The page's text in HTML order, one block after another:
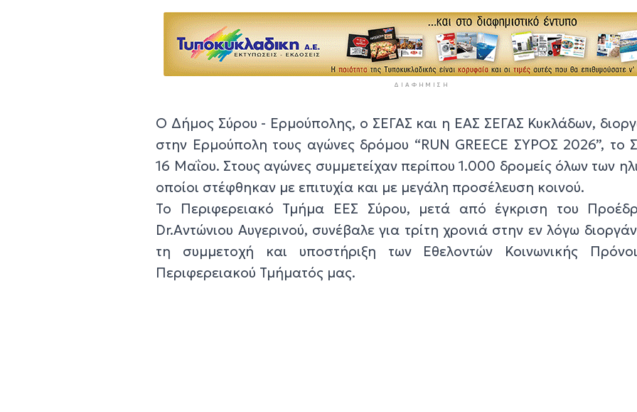
ΔΙΑΦΉΜΙΣΗ
Ο Δήμος Σύρου - Ερμούπολης, ο ΣΕΓΑΣ και η ΕΑΣ ΣΕΓΑΣ Κυκλάδων,
στην Ερμούπολη τους αγώνες δρόμου “RUN GREECE ΣΥΡΟΣ 2026”, το
16 Μαΐου. Στους αγώνες συμμετείχαν περίπου 1.000 δρομείς όλων των
οποίοι στέφθηκαν με επιτυχία και με μεγάλη προσέλευση κοινού.
Το Περιφερειακό Τμήμα ΕΕΣ Σύρου, μετά από έγκριση του
Dr.Αντώνιου Αυγερινού, συνέβαλε για τρίτη χρονιά στην εν λόγω
τη συμμετοχή και υποστήριξη των Εθελοντών Κοινωνικής
Περιφερειακού Τμήματός μας.